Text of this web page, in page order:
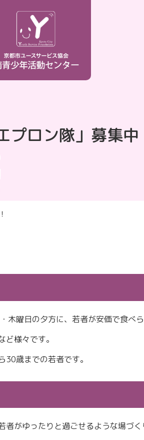
プロン隊」募集中
曜日の夕方に、若者が安価で食べ
様々です。
歳までの若者です。
がゆったりと過ごせるような場づく